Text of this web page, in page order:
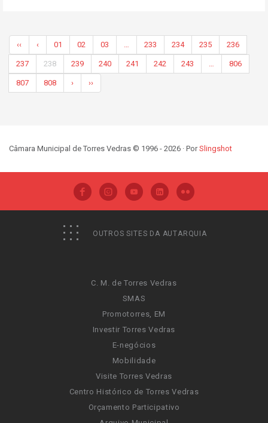
‹‹ ‹ 01 02 03 … 233 234 235 236
237 238 239 240 241 242 243 … 806
807 808 › ››
Câmara Municipal de Torres Vedras © 1996 - 2026 · PorSlingshot
OUTROS SITES DA AUTARQUIA
C. M. de Torres Vedras
SMAS
Promotorres, EM
Investir Torres Vedras
E-negócios
Mobilidade
Visite Torres Vedras
Centro Histórico de Torres Vedras
Orçamento Participativo